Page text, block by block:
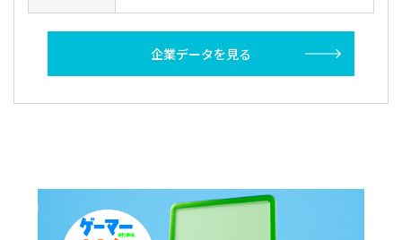
企業データを見る